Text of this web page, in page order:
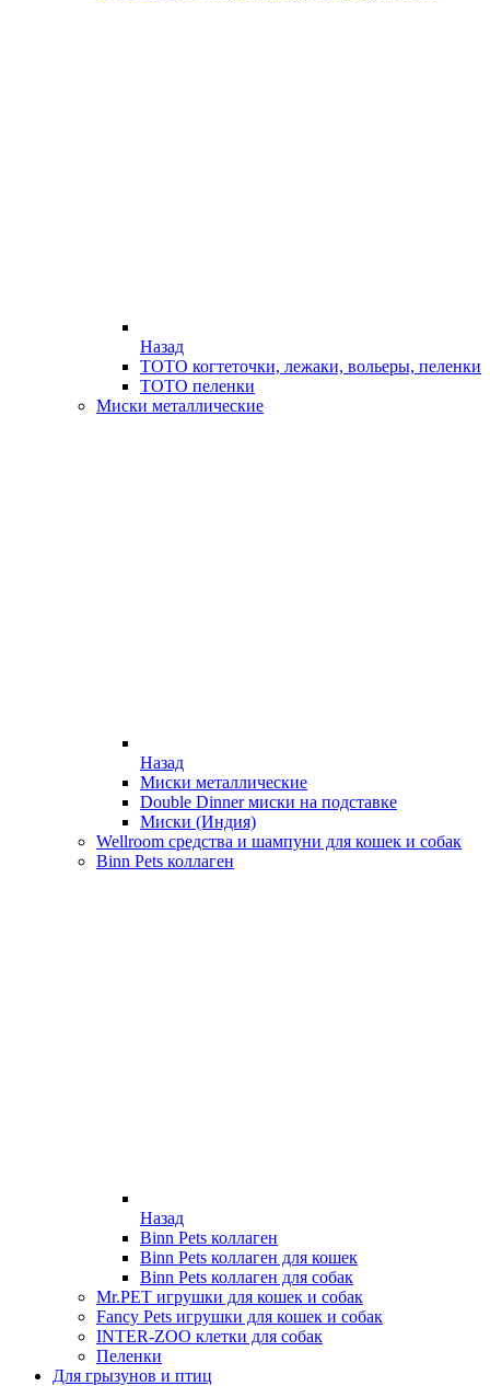
Назад
ТОТО когтеточки, лежаки, вольеры, пеленки
ТОТО пеленки
Миски металлические
Назад
Миски металлические
Double Dinner миски на подставке
Миски (Индия)
Wellroom средства и шампуни для кошек и собак
Binn Pets коллаген
Назад
Binn Pets коллаген
Binn Pets коллаген для кошек
Binn Pets коллаген для собак
Mr.PET игрушки для кошек и собак
Fancy Pets игрушки для кошек и собак
INTER-ZOO клетки для собак
Пеленки
Для грызунов и птиц